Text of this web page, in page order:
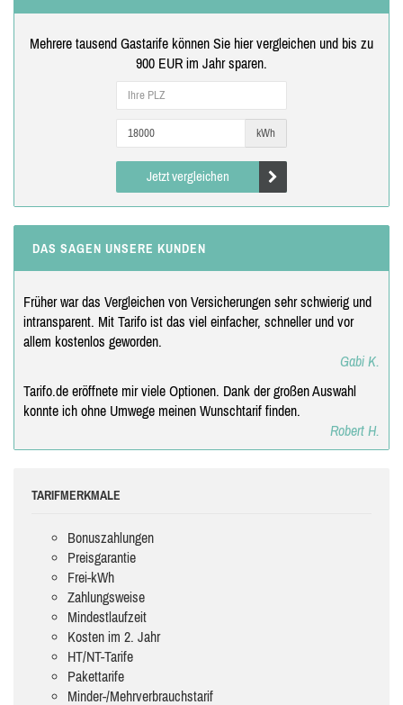
Mehrere tausend Gastarife können Sie hier vergleichen und bis zu
900 EUR im Jahr sparen.
kWh
Jetzt vergleichen
DAS SAGEN UNSERE KUNDEN
Früher war das Vergleichen von Versicherungen sehr schwierig und
intransparent. Mit Tarifo ist das viel einfacher, schneller und vor
allem kostenlos geworden.
Gabi K.
Tarifo.de eröffnete mir viele Optionen. Dank der großen Auswahl
konnte ich ohne Umwege meinen Wunschtarif finden.
Robert H.
TARIFMERKMALE
Bonuszahlungen
Preisgarantie
Frei-kWh
Zahlungsweise
Mindestlaufzeit
Kosten im 2. Jahr
HT/NT-Tarife
Pakettarife
Minder-/Mehrverbrauchstarif